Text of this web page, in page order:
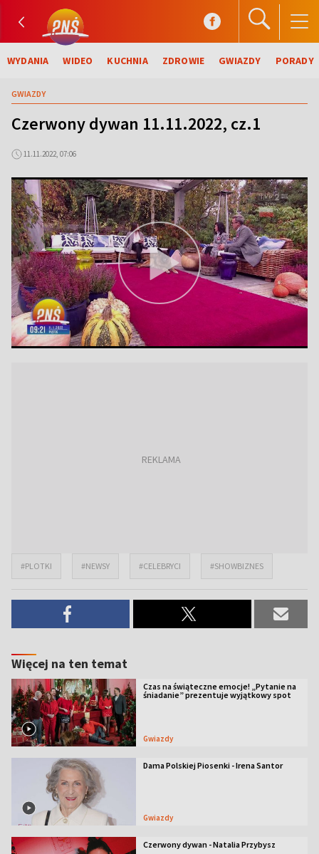
WYDANIA WIDEO KUCHNIA ZDROWIE GWIAZDY PORADY
GWIAZDY
Czerwony dywan 11.11.2022, cz.1
11.11.2022, 07:06
#PLOTKI #NEWSY #CELEBRYCI #SHOWBIZNES
Więcej na ten temat
Czas na świąteczne emocje! „Pytanie na
śniadanie” prezentuje wyjątkowy spot
Gwiazdy
Dama Polskiej Piosenki - Irena Santor
Gwiazdy
Czerwony dywan - Natalia Przybysz